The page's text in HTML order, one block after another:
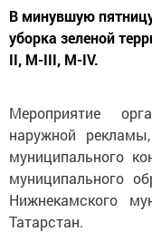
В минувшую
уборка зеленой
II, М-III, М-IV.
Мероприятие
наружной
муниципального
муниципального
Нижнекамского
Татарстан.